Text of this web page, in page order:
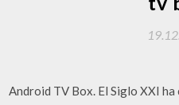
Android TV Box. El Siglo XXI ha